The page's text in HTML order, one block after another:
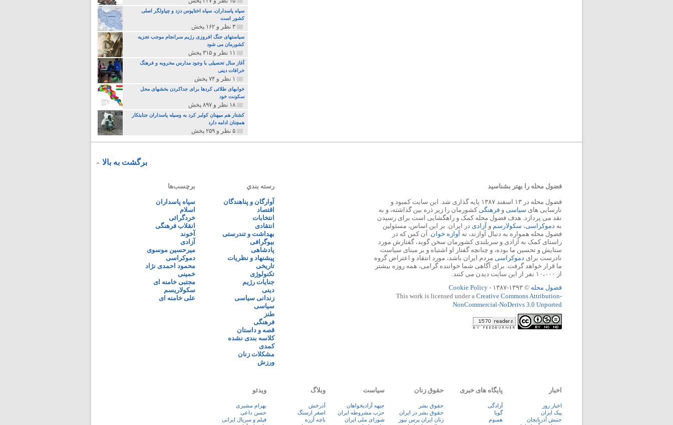
سپاه پاسداران، سپاه اختاپوس دزد و چپاولگر اصلی
کشور است
۳ نظر و ۱۶۲ پخش
سیاستهای جنگ افروزی رژیم سرانجام موجب تجزیه
کشورمان می شود
۱۱ نظر و ۳۱۵ پخش
آغاز سال تحصیلی با وجود مدارس مخروبه و فرهنگ
خرافات دینی
۱ نظر و ۷۴ پخش
خوابهای طلائی کردها برای جداکردن بخشهای محل
سکونت خود
۱۸ نظر و ۸۹۷ پخش
کشتار هم میهنان کولبر کرد به وسیله پاسداران جنایتکار
همچنان ادامه دارد
۵ نظر و ۲۵۹ پخش
برگشت به بالا
فضول محله را بهتر بشناسید
فضول محله در ۱۳ اسفند ۱۳۸۷ پایه گذاری شد. این سایت کمبود و
نارسایی های سیاسی و فرهنگیکشورمان را زیر ذره بین گذاشته، و به
نقد می پردازد. هدف فضول محله کمک و راهگشایی است برای رسیدن
به دموکراسی، سکولارسم و آزادی در ایران. بر این اساس، مسئولین
فضول محله همواره به دنبال آوازند، نه آوازه خوان. آن کس که در
راستای کمک به آزادی و سربلندی کشورمان سخن گوید، گفتارش مورد
ستایش و تحسین ما بوده، و چنانچه گفتار او اشتباه و بر مبنای سیاست
نادرست برای دموکراسی مردم ایران باشد، مورد انتقاد و اعتراض گروه
ما قرار خواهد گرفت. برای آگاهی شما خواننده گرامی، همه روزه بیشتر
از ۱۰،۰۰۰ نفر از این سایت دیدن می کنند.
فضول محله © ۱۳۹۳-۱۳۸۷ -
Cookie Policy
This work is licensed under a Creative Commons Attribution-
NonCommercial-NoDerivs 3.0 Unported
رسته بندي
آوارگان و پناهندگان
اقتصاد
انتخابات
انتقادی
بهداشت و تندرستی
بیوگرافی
پادشاهی
پیشنهاد و نظریات
تاریخی
تکنولوژی
جنایات رژیم
دینی
زندانی سیاسی
سیاسی
طنز
فرهنگی
قصه و داستان
کلاسه بندی نشده
کمدی
مشکلات زنان
ورزش
برچسب‌ها
سپاه پاسداران
اسلام
خردگرائی
انقلاب فرهنگی
آخوند
آزادی
میرحسین موسوی
دموکراسی
محمود احمدی نژاد
خمینی
مجتبی خامنه ای
سکولاریسم
علی خامنه ای
اخبار
اخبار روز
پيک ايران
جنبش آذربایجان
پایگاه های خبری
آزادگی
گویا
همبوم
حقوق زنان
حقوق بشر
حقوق بشر در ایران
زنان ايران پرس نيوز
سیاست
جبهه آزادیخواهان
حزب مشروطه ایران
شورای ملی ایران
وبلاگ
آذرخش
اصغر ارسنگ
باچه آزره
ویدئو
بهرام مشیری
حسن داعی
فيلم و سريال ايرانی